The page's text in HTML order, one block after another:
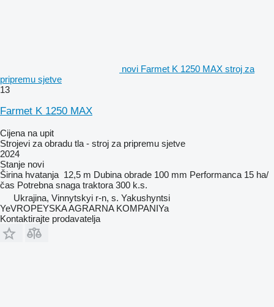
novi Farmet K 1250 MAX stroj za
pripremu sjetve
13
Farmet K 1250 MAX
Cijena na upit
Strojevi za obradu tla - stroj za pripremu sjetve
2024
Stanje novi
Širina hvatanja 12,5 m Dubina obrade 100 mm Performanca 15 ha/
čas Potrebna snaga traktora 300 k.s.
Ukrajina, Vinnytskyi r-n, s. Yakushyntsi
YeVROPEYSKA AGRARNA KOMPANIYa
Kontaktirajte prodavatelja